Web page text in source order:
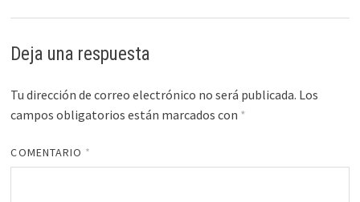
Deja una respuesta
Tu dirección de correo electrónico no será publicada. Los
campos obligatorios están marcados con *
COMENTARIO *